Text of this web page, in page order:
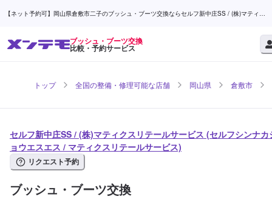
【ネット予約可】岡山県倉敷市二子のブッシュ・ブーツ交換ならセルフ新中庄SS / (株)マティク
ブッシュ・ブーツ交換
比較・予約サービス
トップ 全国の整備・修理可能な店舗 岡山県 倉敷市
セルフ新中庄SS / (株)マティクスリテールサービス (セルフシンナカ
ョウエスエス / マティクスリテールサービス)
リクエスト予約
ブッシュ・ブーツ交換